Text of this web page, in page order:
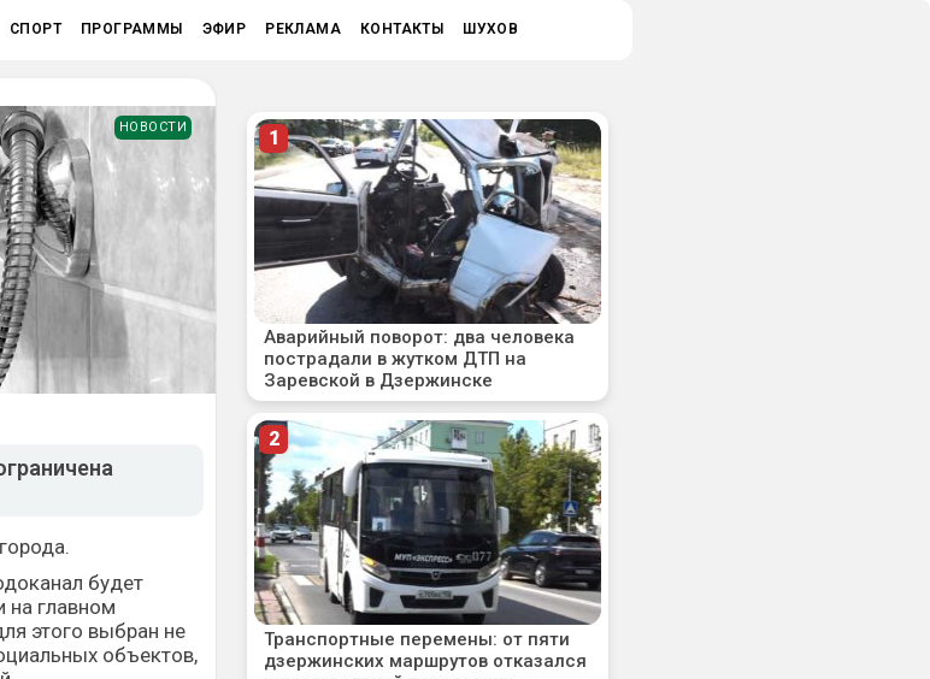
СПОРТ ПРОГРАММЫ ЭФИР РЕКЛАМА КОНТАКТЫ ШУХОВ
НОВОСТИ
будет
на главном
этого выбран не
объектов,